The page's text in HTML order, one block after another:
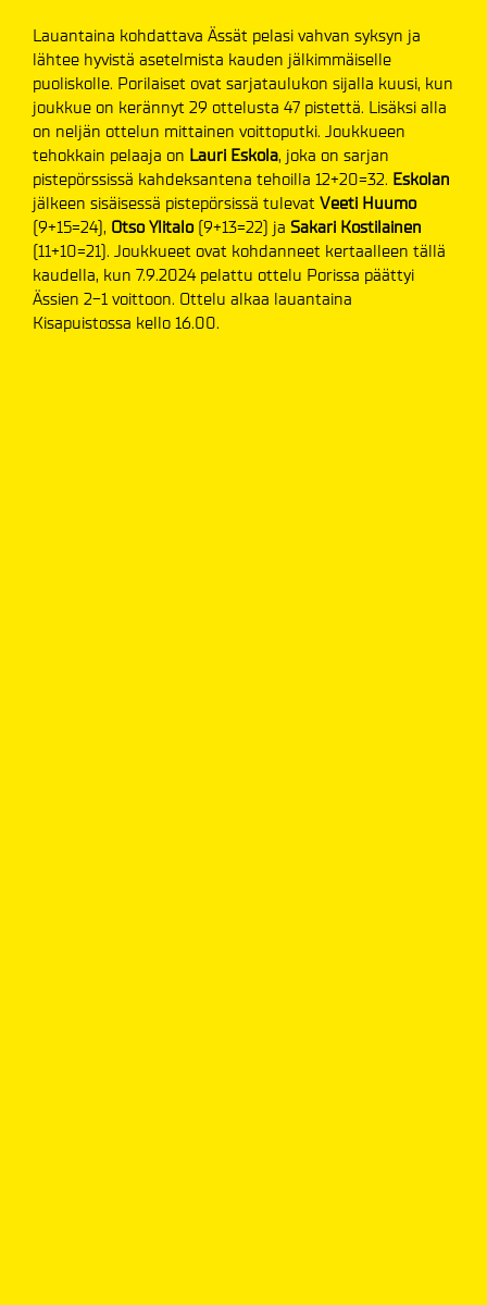
Lauantaina kohdattava Ässät pelasi vahvan syksyn ja
lähtee hyvistä asetelmista kauden jälkimmäiselle
puoliskolle. Porilaiset ovat sarjataulukon sijalla kuusi, kun
joukkue on kerännyt 29 ottelusta 47 pistettä. Lisäksi alla
on neljän ottelun mittainen voittoputki. Joukkueen
tehokkain pelaaja on Lauri Eskola, joka on sarjan
pistepörssissä kahdeksantena tehoilla 12+20=32. Eskolan
jälkeen sisäisessä pistepörsissä tulevat Veeti Huumo
(9+15=24), Otso Ylitalo (9+13=22) ja Sakari Kostilainen
(11+10=21). Joukkueet ovat kohdanneet kertaalleen tällä
kaudella, kun 7.9.2024 pelattu ottelu Porissa päättyi
Ässien 2-1 voittoon. Ottelu alkaa lauantaina
Kisapuistossa kello 16.00.